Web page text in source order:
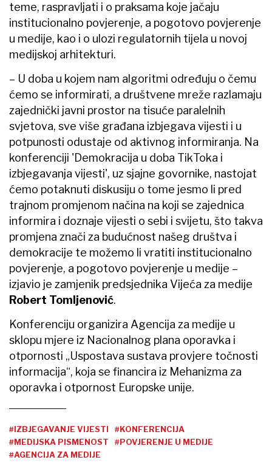
teme, raspravljati i o praksama koje jačaju
institucionalno povjerenje, a pogotovo povjerenje
u medije, kao i o ulozi regulatornih tijela u novoj
medijskoj arhitekturi.
– U doba u kojem nam algoritmi određuju o čemu
ćemo se informirati, a društvene mreže razlamaju
zajednički javni prostor na tisuće paralelnih
svjetova, sve više građana izbjegava vijesti i u
potpunosti odustaje od aktivnog informiranja. Na
konferenciji 'Demokracija u doba TikToka i
izbjegavanja vijesti', uz sjajne govornike, nastojat
ćemo potaknuti diskusiju o tome jesmo li pred
trajnom promjenom načina na koji se zajednica
informira i doznaje vijesti o sebi i svijetu, što takva
promjena znači za budućnost našeg društva i
demokracije te možemo li vratiti institucionalno
povjerenje, a pogotovo povjerenje u medije –
izjavio je zamjenik predsjednika Vijeća za medije
Robert Tomljenović.
Konferenciju organizira Agencija za medije u
sklopu mjere iz Nacionalnog plana oporavka i
otpornosti „Uspostava sustava provjere točnosti
informacija“, koja se financira iz Mehanizma za
oporavka i otpornost Europske unije.
#IZBJEGAVANJE VIJESTI
#KONFERENCIJA
#MEDIJSKA PISMENOST
#POVJERENJE U MEDIJE
#AGENCIJA ZA MEDIJE